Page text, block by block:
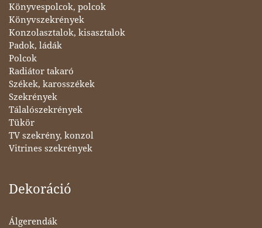
Könyvespolcok, polcok
Könyvszekrények
Konzolasztalok, kisasztalok
Padok, ládák
Polcok
Radiátor takaró
Székek, karosszékek
Szekrények
Tálalószekrények
Tükör
TV szekrény, konzol
Vitrines szekrények
Dekoráció
Álgerendák